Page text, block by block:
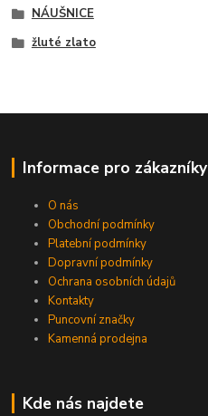
NÁUŠNICE
žluté zlato
Informace pro zákazníky
O nás
Obchodní podmínky
Platební podmínky
Dopravní podmínky
Ochrana osobních údajů
Kontakty
Puncovní značky
Kamenná prodejna
Kde nás najdete